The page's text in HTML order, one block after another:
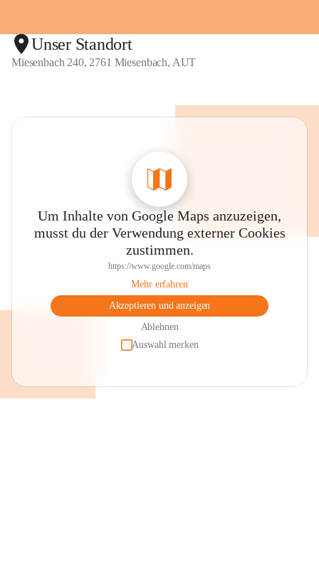
Unser Standort
Miesenbach 240, 2761 Miesenbach, AUT
Um Inhalte von Google Maps anzuzeigen,
musst du der Verwendung externer Cookies
zustimmen.
https://www.google.com/maps
Mehr erfahren
Akzeptieren und anzeigen
Ablehnen
Auswahl merken